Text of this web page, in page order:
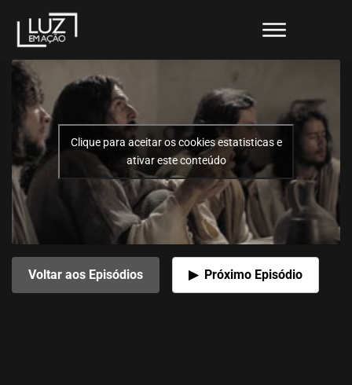
Clique para aceitar os cookies estatisticas e
ativar este conteúdo
Voltar aos Episódios Próximo Episódio